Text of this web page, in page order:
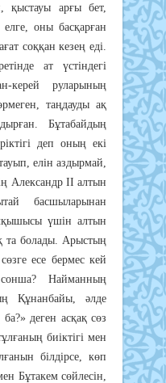
қыстауы арғы бет,
оны басқарған
соққан кезең еді.
ат үстіндегі
керей руларының
таңдауды ақ
Бұтабайдың
деп оның екі
елін аздырмай,
Александр ІІ алтын
басшыларынан
үшін алтын
та болады. Арыстың
есе бермес кей
Найманның
Құнанбайы, әлде
деген асқақ сөз
биіктігі мен
білдірсе, көп
Бұтакем сөйлесін,